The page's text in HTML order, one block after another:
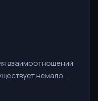
взаимоотношений
немало…